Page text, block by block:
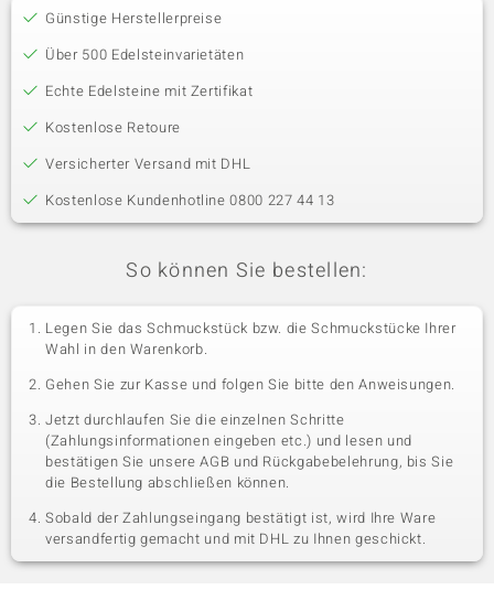
Günstige Herstellerpreise
Über 500 Edelsteinvarietäten
Echte Edelsteine mit Zertifikat
Kostenlose Retoure
Versicherter Versand mit DHL
Kostenlose Kundenhotline 0800 227 44 13
So können Sie bestellen:
Legen Sie das Schmuckstück bzw. die Schmuckstücke Ihrer
Wahl in den Warenkorb.
Gehen Sie zur Kasse und folgen Sie bitte den Anweisungen.
Jetzt durchlaufen Sie die einzelnen Schritte
(Zahlungsinformationen eingeben etc.) und lesen und
bestätigen Sie unsere AGB und Rückgabebelehrung, bis Sie
die Bestellung abschließen können.
Sobald der Zahlungseingang bestätigt ist, wird Ihre Ware
versandfertig gemacht und mit DHL zu Ihnen geschickt.